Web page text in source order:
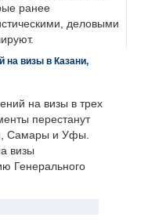
ранее
деловыми
на визы в Казани,
на визы в трех
перестанут
Самары и Уфы.
визы
Генерального